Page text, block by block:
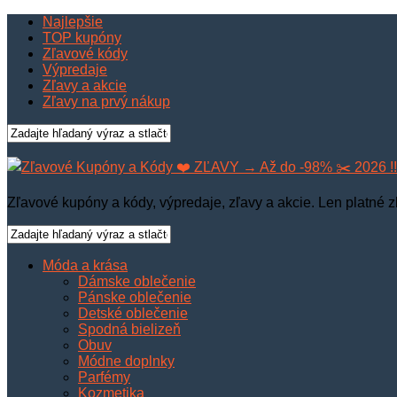
Najlepšie
TOP kupóny
Zľavové kódy
Výpredaje
Zľavy a akcie
Zľavy na prvý nákup
Zľavové kupóny a kódy, výpredaje, zľavy a akcie. Len platné
Móda a krása
Dámske oblečenie
Pánske oblečenie
Detské oblečenie
Spodná bielizeň
Obuv
Módne doplnky
Parfémy
Kozmetika